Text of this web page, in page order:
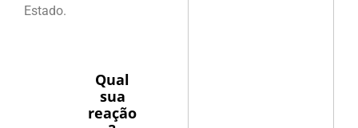
Estado.
Qual
sua
reação